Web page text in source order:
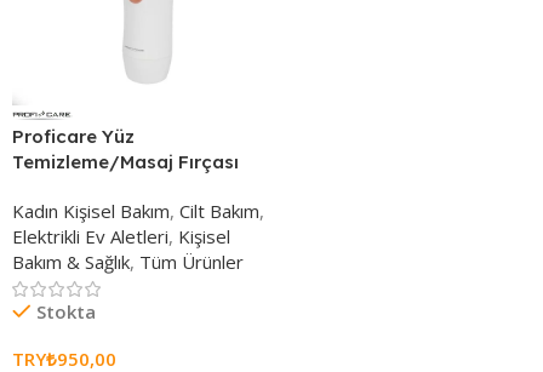
Proficare Yüz
Temizleme/Masaj Fırçası
Kadın Kişisel Bakım, Cilt Bakım,
Elektrikli Ev Aletleri, Kişisel
Bakım & Sağlık, Tüm Ürünler
Stokta
TRY₺950,00